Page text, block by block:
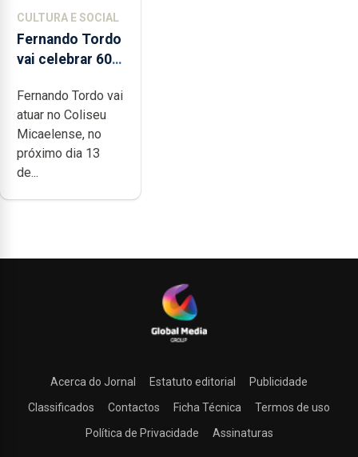
CULTURA E SOCIAL
Fernando Tordo
vai celebrar 60
no Coliseu
Micaelense
Fernando Tordo vai
atuar no Coliseu
Micaelense, no
próximo dia 13
de...
Acerca do Jornal Estatuto editorial
Publicidade
Classificados
Contactos Ficha Técnica
Termos de uso
Política de Privacidade
Assinaturas